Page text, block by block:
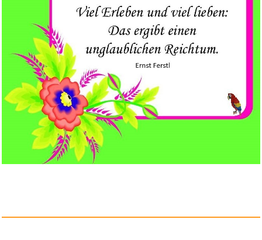
Lots Of Hands: Into A Pretty R...